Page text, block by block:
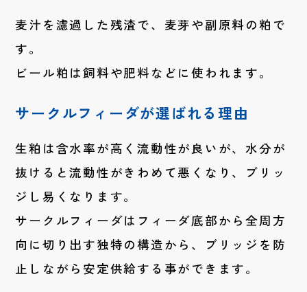
麦汁を濾過した残渣で、麦芽や副原料の粕で
す。
ビール粕は飼料や肥料などに使われます。
サークルフィーダが選ばれる理由
生粕は含水率が高く流動性が良いが、水分が
抜けると流動性がきわめて悪くなり、ブリッ
ジし易くなります。
サークルフィーダはフィーダ底部から全周方
向に切り出す独特の構造から、ブリッジを防
止しながら安定供給する事ができます。